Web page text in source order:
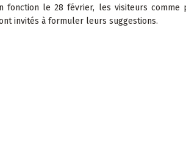
fonction le 28 février, les visiteurs comme
invités à formuler leurs suggestions.